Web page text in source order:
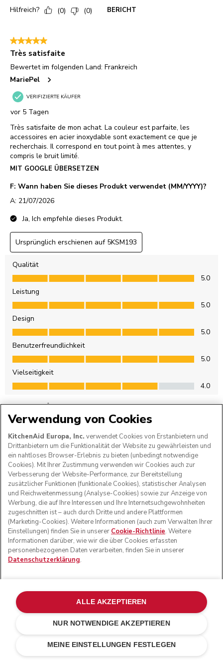
Ihre Gravur (0/24)
Milkshake
CHF 559.20
CHF 699.-
Kosten
einsparen CHF 139.80
IN DEN EINKAUFSWAGEN
Verwendung von Cookies
KitchenAid Europa, Inc. verwendet Cookies von Erstanbietern und
Drittanbietern um die Funktionalität der Website zu gewährleisten und
ein nahtloses Browser-Erlebnis zu bieten (unbedingt notwendige
Cookies). Mit Ihrer Zustimmung verwenden wir Cookies auch zur
Verbesserung der Website-Performance, zur Bereitstellung
zusätzlicher Funktionen (funktionale Cookies), statistischer Analysen
und Reichweitenmessung (Analyse-Cookies) sowie zur Anzeige von
Werbung, die auf Ihre Interessen und Ihre Internetsuchgewohnheiten
zugeschnitten ist – auch durch Dritte und andere Plattformen
(Marketing-Cookies). Weitere Informationen (auch zum Verwalten Ihrer
Einstellungen) finden Sie in unserer Cookie-Richtlinie. Weitere
Informationen darüber, wie wir die über Cookies erfassten
personenbezogenen Daten verarbeiten, finden Sie in unserer
Datenschutzerklärung.
MEINE EINSTELLUNGEN FESTLEGEN
NUR NOTWENDIGE AKZEPTIEREN
ALLE AKZEPTIEREN